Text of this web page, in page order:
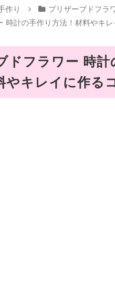
作り プリザーブドフラ
時計の手作り方法！材料やキレ
ドフラワー 時計
やキレイに作る